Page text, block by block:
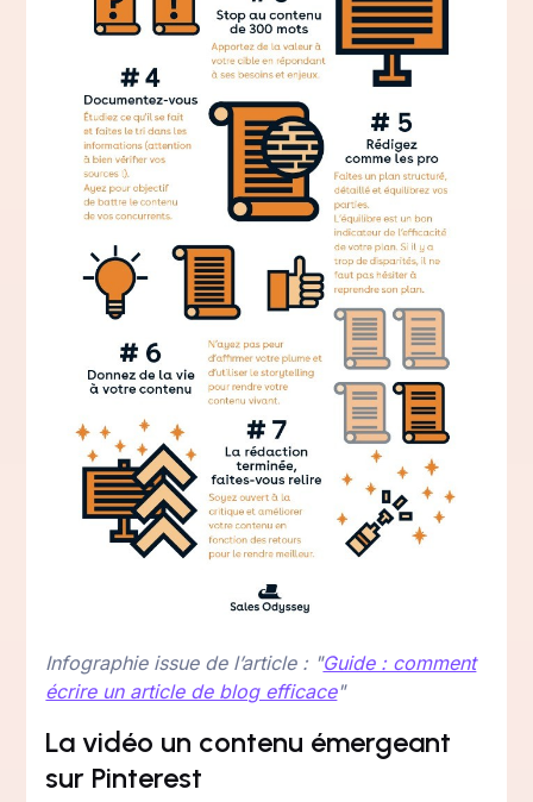
Infographie issue de l’article : "Guide : comment
écrire un article de blog efficace"
La vidéo un contenu émergeant
sur Pinterest